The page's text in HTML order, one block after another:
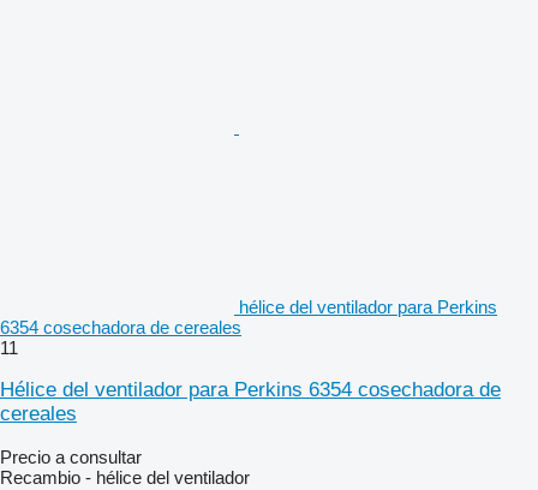
hélice del ventilador para Perkins
6354 cosechadora de cereales
11
Hélice del ventilador para Perkins 6354 cosechadora de
cereales
Precio a consultar
Recambio - hélice del ventilador